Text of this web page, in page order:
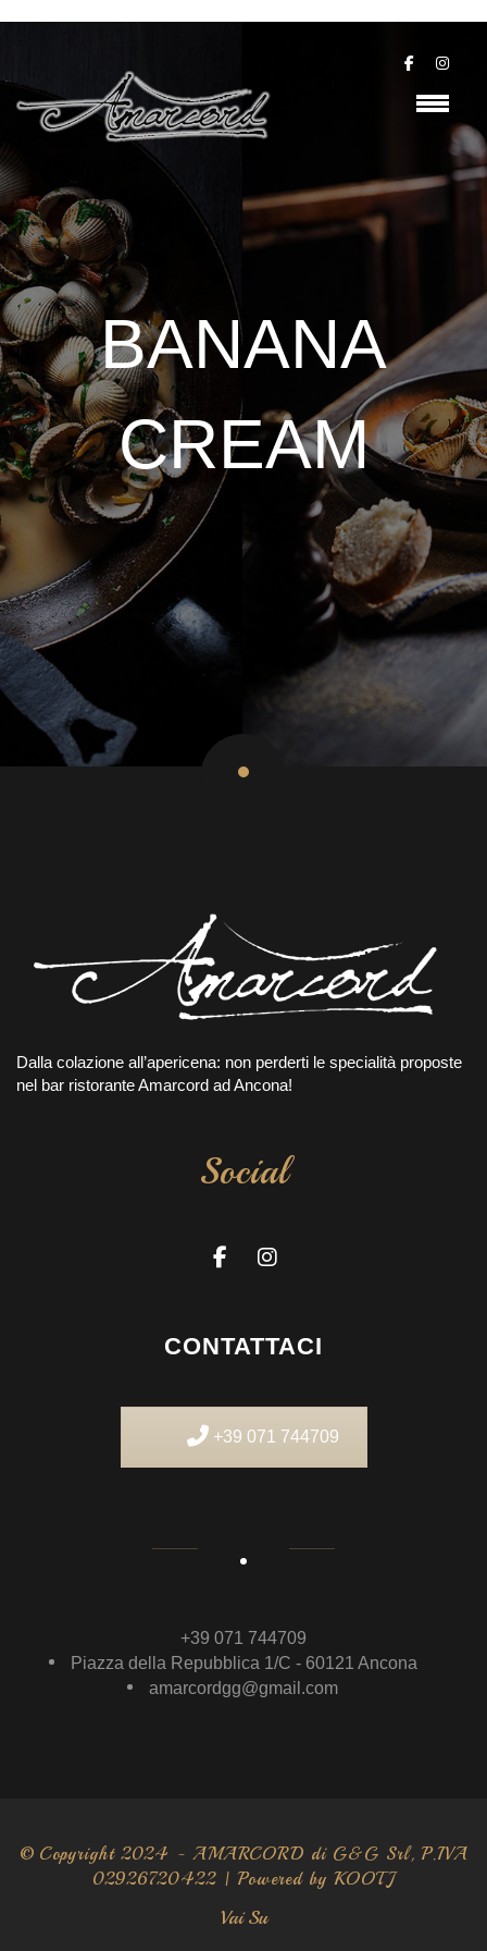
BANANA
CREAM
Dalla colazione all’apericena: non perderti le specialità proposte
nel bar ristorante Amarcord ad Ancona!
Social
CONTATTACI
+39 071 744709
+39 071 744709
Piazza della Repubblica 1/C - 60121 Ancona
amarcordgg@gmail.com
© Copyright 2024 - AMARCORD di G&G Srl, P.IVA
02926720422 | Powered by KOOTJ
Vai Su